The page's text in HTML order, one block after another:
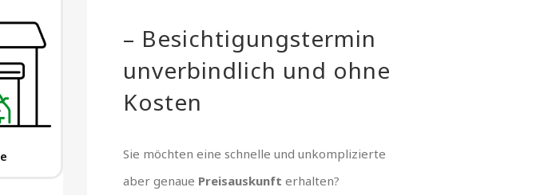
– Besichtigungstermin
unverbindlich und ohne
Kosten
Sie möchten eine schnelle und unkomplizierte
aber genaue Preisauskunft erhalten?